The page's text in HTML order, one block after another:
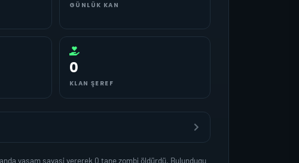
GÜNLÜK KAN
0
KLAN ŞEREF
yasam savasi vererek 0 tane zombi öldürdü. Bulundugu